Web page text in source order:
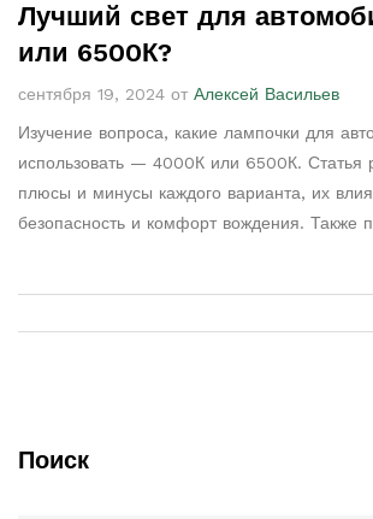
Лучший свет для
или 6500К?
сентября 19, 2024 от Алексей Васильев
Изучение вопроса, какие лампочки для
использовать — 4000К или 6500К. Статья
плюсы и минусы каждого варианта, их
безопасность и комфорт вождения. Также
Поиск